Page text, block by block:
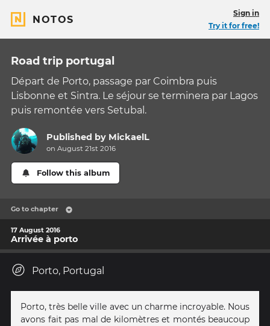
NOTOS
Sign in
Try it for free!
Road trip portugal
Départ de Porto, passage par Coimbra puis
Lisbonne et Sintra. Le séjour se terminera par Lagos
puis remontée vers Setubal.
Published by MickaelL
on August 21st 2016
Follow this album
Go to chapter
17 August 2016
Arrivée à porto
Porto, Portugal
Porto, très belle ville avec un charme incroyable. Nous
avons fait pas mal de kilomètres et montés beaucoup